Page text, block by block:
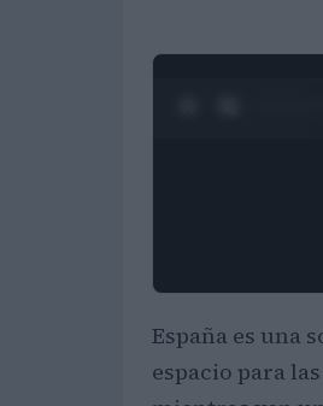
España es una
espacio para